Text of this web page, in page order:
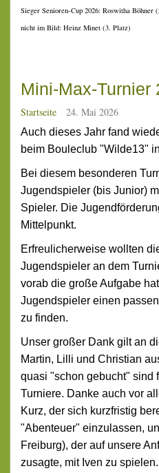
Sieger Senioren-Cup 2026: Roswitha
nicht im Bild: Heinz Minet (3. Platz)
Mini-Max-Turnier
Startseite 24. Mai 2026
Auch dieses Jahr fand
beim Bouleclub "Wilde13"
Bei diesem besonderen
Jugendspieler (bis Junior)
Spieler. Die
Mittelpunkt.
Erfreulicherweise wollten
Jugendspieler an dem
vorab die große Aufgabe
Jugendspieler einen
zu finden.
Unser großer Dank gilt an
Martin, Lilli und Christian
quasi "schon gebucht" sind
Turniere. Danke auch vor
Kurz, der sich kurzfristig
"Abenteuer" einzulassen,
Freiburg), der auf unsere
zusagte, mit Iven zu spielen.